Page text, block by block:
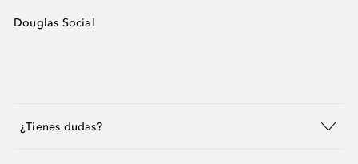
Douglas Social
¿Tienes dudas?